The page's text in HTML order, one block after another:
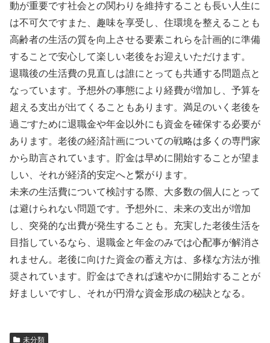
動が重要です社会との関わりを維持することも長い人生に
は不可欠ですまた、趣味を享受し、住環境を整えることも
高齢者の生活の質を向上させる要素これらを計画的に準備
することで安心して楽しい老後をお迎えいただけます。
退職後の生活費の見直しは誰にとっても共通する問題点と
なっています。予想外の事態により経費が増加し、予算を
超える支出が出てくることもあります。満足のいく老後を
過ごすために退職金や年金以外にも資金を確保する必要が
あります。老後の経済計画についての戦略は多くの専門家
から助言されています。貯金は早めに開始することが望ま
しい、それが経済的安定へと繋がります。
未来の生活費について検討する際、大多数の個人にとって
は避けられない問題です。予想外に、未来の支出が増加
し、突発的な出費が発生することも。充実した老後生活を
目指しているなら、退職金と年金のみでは心配事が解消さ
れません。老後に向けた資金の蓄え方は、多様な方法が推
奨されています。貯金はできれば速やかに開始することが
好ましいですし、それが円滑な資金形成の秘訣となる。
未分類